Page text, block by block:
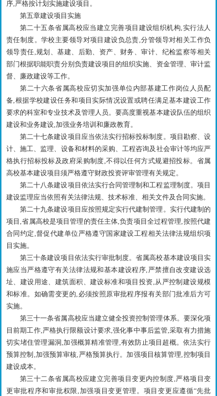
序,严格按计划实施建设项目。
第五章建设项目实施
第二十五条省属高校应当建立完善项目建设组织机构,实行法人
责任制度。学校主要领导对项目建设负总责,分管领导对相关工作负
领导责任,规划、基建、后勤、资产、财务、审计、纪检监察等相关
部门根据职能职责分别负责建设项目的组织实施、资金管理、审计监
督、廉政建设等工作。
第二十六条省属高校应切实加强单位内部基建工作岗位人员配
备,根据学校建设任务和项目实际情况设置或聘任满足基本建设工作
要求的科室和专业技术及管理人员。要高度重视基本建设队伍的组织
建设和业务建设,加强业务培训和廉政教育。
第二十七条建设项目应当依法实行招标投标制度。项目勘察、设
计、施工、监理、设备和材料的采购、工程咨询及社会审计等均应严
格执行招标投标及政府采购制度,不得以任何方式规避招投标。省属
高校基本建设项目须严格遵守财政投资评审管理有关规定。
第二十八条建设项目依法实行合同管理制和工程监理制度。项目
建设监理应当依照有关法律法规、技术标准、相关文件及合同实施。
第二十九条建设项目应按照规定实行代建制管理。实行代建制的
项目,省属高校是项目管理的责任主体,负责项目全过程管理,按照代建
合同约定,督促代建单位严格遵守国家建设工程相关法律法规组织项
目实施。
第三十条建设项目依法实行审批制度。省属高校基本建设项目实
施应当严格遵守有关法律法规和基本建设程序,严禁擅自改变建设选
址、建设用途、建筑面积、建设标准和项目投资,从严控制建设规模
和标准。如确需变更的,必须按照原审批程序报有关部门批准后方可
实施。
第三十一条省属高校应当建立健全投资控制管理体系。要深化项
目前期工作,严格执行限额设计要求,强化事中事后监管,采取有力措施
切实堵住管理漏洞,加强概算精准管理,有效防止项目超概。依法实行
预算控制,加强预算审核,严格预算执行。加强项目核算管理,控制项目
建设成本。
第三十二条省属高校应建立完善项目变更内控制度,严格项目变
更审批程序和审批权限,加强项目变更管理。项目变更应遵循“先批